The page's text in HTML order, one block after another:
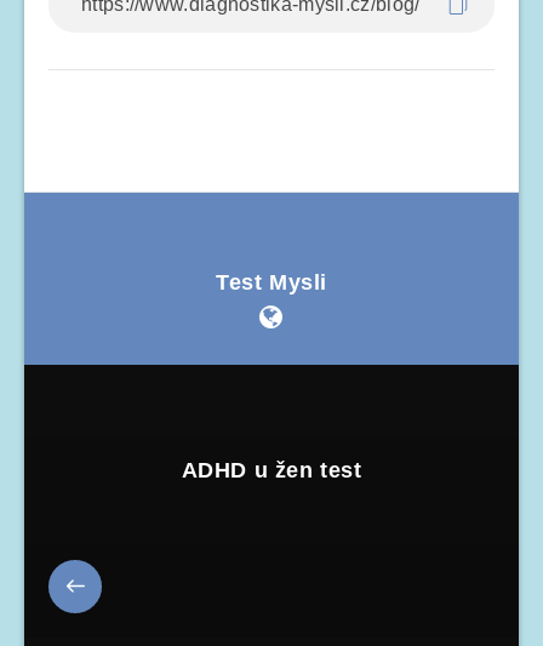
Test Mysli
ADHD u žen test